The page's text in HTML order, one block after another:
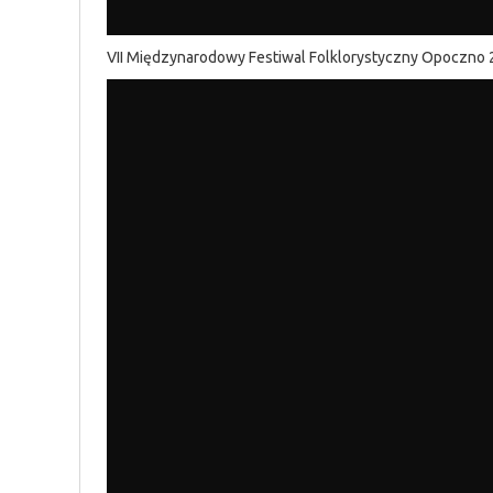
VII Międzynarodowy Festiwal Folklorystyczny Opoczno